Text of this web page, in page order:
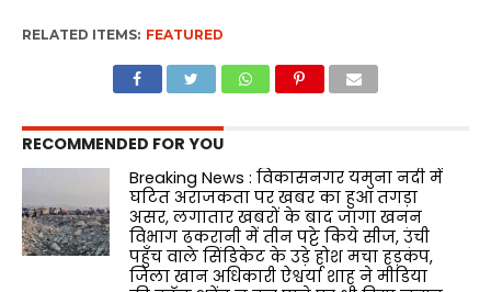
RELATED ITEMS: FEATURED
RECOMMENDED FOR YOU
Breaking News : विकासनगर यमुना नदी में
घटित अराजकता पर खबर का हुआ तगड़ा
असर, लगातार खबरों के बाद जागा खनन
विभाग ढकरानी में तीन पट्टे किये सीज, उंची
पहुँच वाले सिंडिकेट के उड़े होश मचा हड़कंप,
जिला खान अधिकारी ऐश्वर्या शाह ने मीडिया